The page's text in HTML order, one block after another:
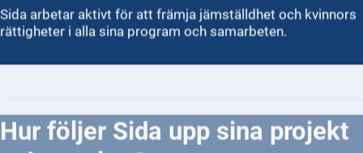
Sida arbetar aktivt för att främja jämställdhet och kvinnors
rättigheter i alla sina program och samarbeten.
och resultat?